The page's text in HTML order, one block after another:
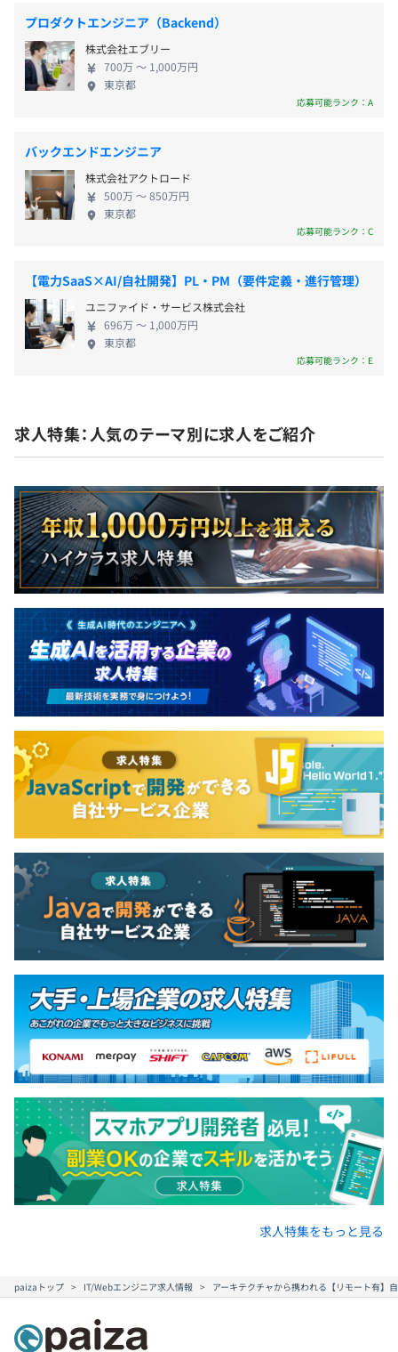
・コミュニケーション: Slack / Notion / Google Meet /
Gather
・ただ、タイミングにはこだわらず実績があれば柔軟に評
価します。ベースアップもおこないます。
プロダクト開発チーム：10人
ニアとして新規サービスの開発をおこなっている。
ユーザベース、ビズリーチ(現Visional)でテックリードを
経験後、グローバでCTOを経験。
リファクタリングや技術的負債の解消・開発効率改善を得
意としている。
・フロントエンドエンジニア、サーバーサイドエンジニア
が混ざったフルサイクルチームをベースにデザイナー・プ
ロダクトマネージャー・エンジニアリングマネージャーが
チームと共にプロダクトに関わっています。
・顧客の要望をもとにエンジニアも含めて議論してソリュ
ーションを決めており、ビジネス側の作った仕様を開発す
るだけという体制にならないようにしている。
・gatherで朝会夕会をおこない、課題や問題を個人が抱
え込まないように気をつけている。
特別休暇）
・産前産後の休業
・育児時間及び生理休暇
・育児・介護休業
・裁判員等のための休暇
信託型ストックオプション制度あり
年2回
社会保険完備（健康保険・厚生年金加入、雇用保険・労災
保険）
無期雇用
あり（3カ月）試用期間中の待遇内容に変更なし。
さらに、YESODが構築する「人・組織マスタ」は、
オンボーディング、ID・権限管理、人事データ分析
など、あらゆる人事業務の「信頼できる起点」とな
ります。企業の基盤として、業務の自動化と戦略的人
材活用をスケーラブルに加速させます。 ◆Mission /
にまつわる非効率を無くす』 さまざまな要素をシス
テムで効率的に管理することで、これまで人が費や
していた無駄な時間を削減します。私たちは、より創
造的な価値を生み出す環境の実現を全力でサポート
します。 ＜Vision＞ 『人にしかできないことに、没
なくなる未来は面白くない。私たちは、人が没頭で
きる瞬間にこそ楽しさややりがい、生きがいを感じ
ると信じています。 テクノロジーの力で人が行わな
くてもいいことを解消し、人が人にしかできないこ
重し智慧を出し合うからこそ、挑戦に立ち向かえ
る。 枠を超え、人と喜びを分かち合えるからこそ、
挑戦を楽しめる。 『Disruption 本質を捉え想像を
超える』 私たちは、本質的な価値を探求し続ける。
目先の課題にとらわれず、最適解とは何か、局所解
に陥っていないか、常に問い続ける。 人の想像力を
超える価値を創造することに全力を注ぐ。
『Professionalism 誇りを胸にやり遂げる』 私たち
は、誰も歩いたことのない道を走り続ける。 誇りと
責任を持ち、目的に向かって走り続けることを選択
する。 走り続けた先に、全ての人の真に価値ある未
来が有る事を信じる。 『Agility 走りながら考え
る』 私たちは、行動を起こさなければ何も変えられ
ないと知る。 変化を恐れず、行動によって立ち向か
う。 間違いを糧にし、結果を読み解き、俊敏さと柔
軟さをもって動き続ける。 『Integrity 誠実さで信
頼を勝ち取る』 私たちは、誠実さと真摯さで信頼を
勝ち取る。 敬意と理解で関係性を築く。 その積み重
ねが未来を作る原動力になる。
プロダクトエンジニア（Backend）
株式会社エブリー
700万 〜 1,000万円
東京都
応募可能ランク：A
バックエンドエンジニア
株式会社アクトロード
500万 〜 850万円
東京都
応募可能ランク：C
【電力SaaS×AI/自社開発】PL・PM（要件定義・進行管理）
ユニファイド・サービス株式会社
696万 〜 1,000万円
東京都
応募可能ランク：E
求人特集：人気のテーマ別に求人をご紹介
求人特集をもっと見る
paizaトップ IT/Webエンジニア求人情報 アーキテクチャから携われる【リモート有】